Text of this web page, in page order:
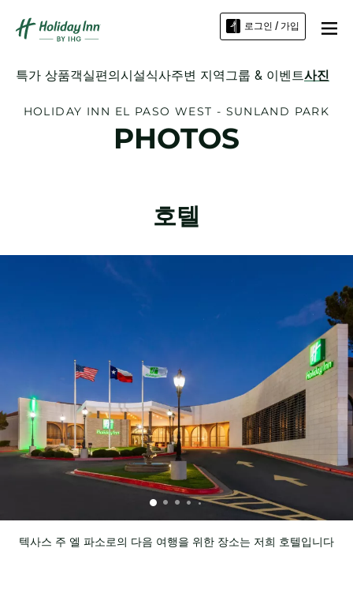
로그인 / 가입
특가 상품객실편의시설식사주변 지역그룹 & 이벤트사진
HOLIDAY INN EL PASO WEST - SUNLAND PARK
PHOTOS
호텔
텍사스 주 엘 파소로의 다음 여행을 위한 장소는 저희 호텔입니다